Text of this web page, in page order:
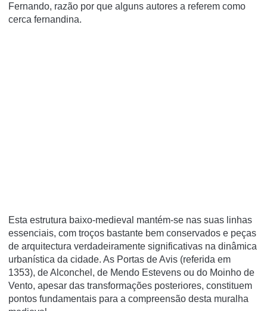
Fernando, razão por que alguns autores a referem como
cerca fernandina.
Esta estrutura baixo-medieval mantém-se nas suas linhas
essenciais, com troços bastante bem conservados e peças
de arquitectura verdadeiramente significativas na dinâmica
urbanística da cidade. As Portas de Avis (referida em
1353), de Alconchel, de Mendo Estevens ou do Moinho de
Vento, apesar das transformações posteriores, constituem
pontos fundamentais para a compreensão desta muralha